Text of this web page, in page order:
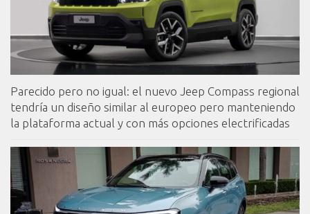
Parecido pero no igual: el nuevo Jeep Compass regional
tendría un diseño similar al europeo pero manteniendo
la plataforma actual y con más opciones electrificadas